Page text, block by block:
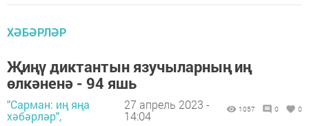
ХӘБӘРЛӘР
Җиңү диктантын язучыларның иң
өлкәненә - 94 яшь
"Сарман: иң яңа
хәбәрләр",
27 апрель 2023 -
14:04
1057 0 0